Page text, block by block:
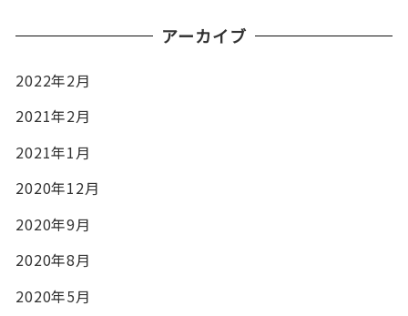
アーカイブ
2022年2月
2021年2月
2021年1月
2020年12月
2020年9月
2020年8月
2020年5月